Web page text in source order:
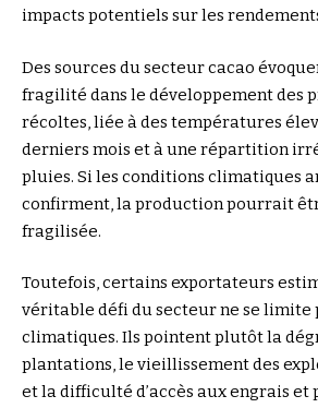
impacts potentiels sur les
Des sources du secteur cacao
fragilité dans le développement des
récoltes, liée à des températures
derniers mois et à une répartition
pluies. Si les conditions climatiques
confirment, la production pourrait
fragilisée.
Toutefois, certains exportateurs
véritable défi du secteur ne se limite
climatiques. Ils pointent plutôt la
plantations, le vieillissement des
et la difficulté d’accès aux engrais et